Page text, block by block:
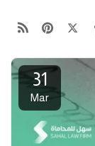
31
Mar